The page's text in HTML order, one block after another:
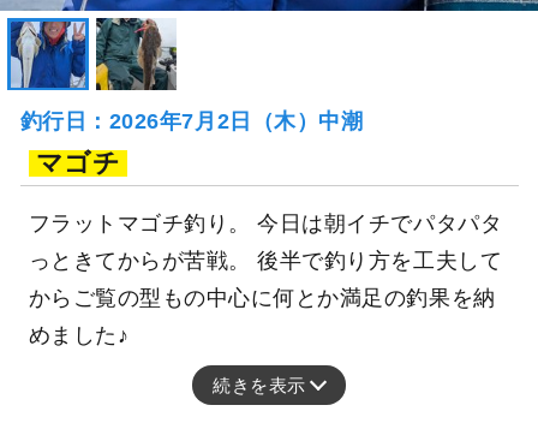
釣行日：2026年7月2日（木）中潮
マゴチ
フラットマゴチ釣り。 今日は朝イチでパタパタ
っときてからが苦戦。 後半で釣り方を工夫して
からご覧の型もの中心に何とか満足の釣果を納
めました♪
続きを表示